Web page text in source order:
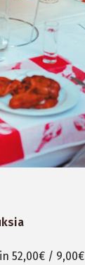
52,00€ / 9,00€